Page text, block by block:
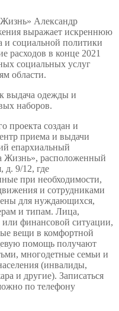
Александр
выражает искреннюю
и социальной политики
расходов в конце 2021
социальных услуг
области.
выдача одежды и
наборов.
проекта создан и
приема и выдачи
епархиальный
Жизнь», расположенный
д. 9/12, где
при необходимости,
и сотрудниками
для нуждающихся,
и типам. Лица,
финансовой ситуации,
вещи в комфортной
помощь получают
многодетные семьи и
(инвалиды,
и другие). Записаться
по телефону